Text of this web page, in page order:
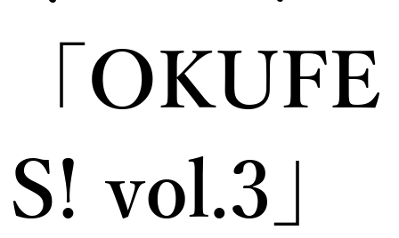
「OKUFE
S! vol.3」